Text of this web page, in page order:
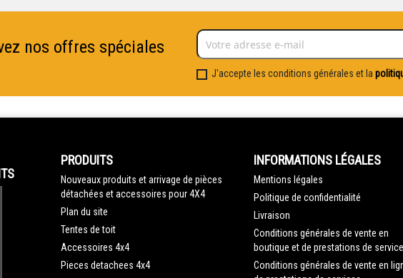
nos offres spéciales
J'accepte les conditions générales et la
PRODUITS
Nouveaux produits et arrivage de pièces
détachées et accessoires pour 4X4
Plan du site
Tentes de toit
Accessoires 4x4
Pieces detachees 4x4
INFORMATIONS LÉGALES
Mentions légales
Politique de confidentialité
Livraison
Conditions générales de vente en
boutique et de prestations de
Conditions générales de vente en